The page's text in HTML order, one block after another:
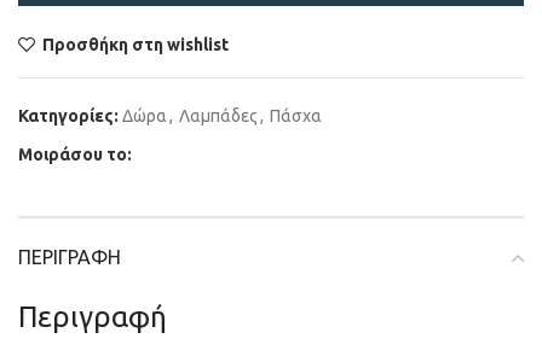
Προσθήκη στη wishlist
Κατηγορίες: Δώρα, Λαμπάδες, Πάσχα
Μοιράσου το:
ΠΕΡΙΓΡΑΦΉ
Περιγραφή